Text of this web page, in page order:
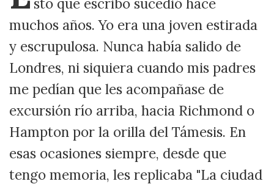
sto que escribo sucedió hace
muchos años. Yo era una joven estirada
y escrupulosa. Nunca había salido de
Londres, ni siquiera cuando mis padres
me pedían que les acompañase de
excursión río arriba, hacia Richmond o
Hampton por la orilla del Támesis. En
esas ocasiones siempre, desde que
tengo memoria, les replicaba "La ciudad